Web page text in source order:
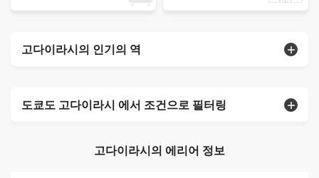
고다이라시의 인기의 역
도쿄도 고다이라시 에서 조건으로 필터링
고다이라시의 에리어 정보